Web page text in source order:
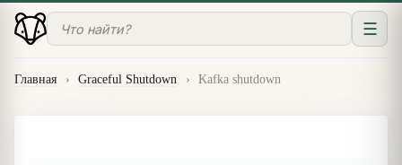
☰
Главная › Graceful Shutdown › Kafka shutdown